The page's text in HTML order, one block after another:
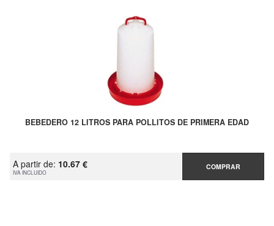
BEBEDERO 12 LITROS PARA POLLITOS DE PRIMERA EDAD
A partir de: 10.67 €
IVA INCLUIDO
COMPRAR